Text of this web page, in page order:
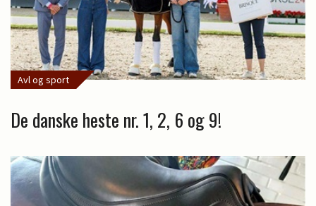
Avl og sport
De danske heste nr. 1, 2, 6 og 9!